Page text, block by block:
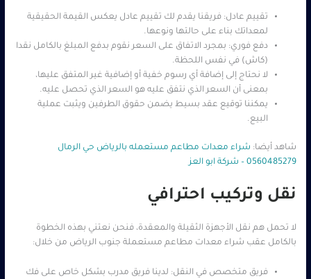
تقييم عادل: فريقنا يقدم لك تقييم عادل يعكس القيمة الحقيقية
لمعداتك بناء على حالتها ونوعها.
دفع فوري: بمجرد الاتفاق على السعر نقوم بدفع المبلغ بالكامل نقدا
(كاش) في نفس اللحظة.
لا نحتاج إلى إضافة أي رسوم خفية أو إضافية غير المتفق عليها،
بمعنى أن السعر الذي نتفق عليه هو السعر الذي تحصل عليه.
يمكننا توقيع عقد بسيط يضمن حقوق الطرفين ويثبت عملية
البيع.
شاهد أيضا: شراء معدات مطاعم مستعمله بالرياض حي الرمال
0560485279 – شركة ابو العز
نقل وتركيب احترافي
لا تحمل هم نقل الأجهزة الثقيلة والمعقدة، فنحن نعتني بهذه الخطوة
بالكامل عقب شراء معدات مطاعم مستعملة جنوب الرياض من خلال:
فريق متخصص في النقل: لدينا فريق مدرب بشكل خاص على فك